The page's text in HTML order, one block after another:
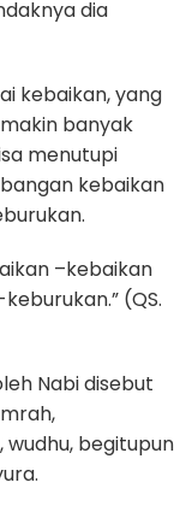
dia
kebaikan, yang
banyak
menutupi
kebaikan
–kebaikan
(QS.
Nabi disebut
begitupun